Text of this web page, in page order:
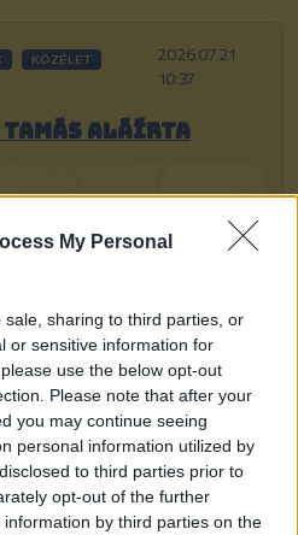
My Personal
sharing to third parties, or
or sensitive information for
use the below opt-out
Please note that after your
you may continue seeing
personal information utilized by
to third parties prior to
opt-out of the further
by third parties on the
KÖZÉLET
2026.07.21
10:37
Tamás aláírta
17. módosítását.